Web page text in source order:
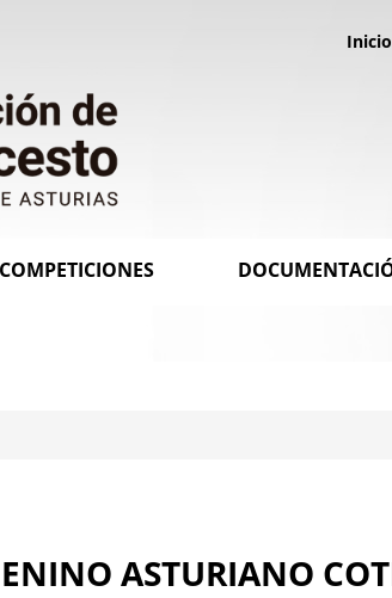
Inicio
COMPETICIONES
ASTURIANO